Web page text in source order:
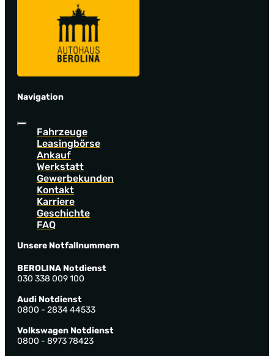
Navigation
Fahrzeuge
Leasingbörse
Ankauf
Werkstatt
Gewerbekunden
Kontakt
Karriere
Geschichte
FAQ
Unsere Notfallnummern
BEROLINA Notdienst
030 338 009 100
Audi Notdienst
0800 - 2834 44533
Volkswagen Notdienst
0800 - 8973 78423